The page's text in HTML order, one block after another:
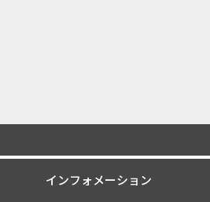
インフォメーション